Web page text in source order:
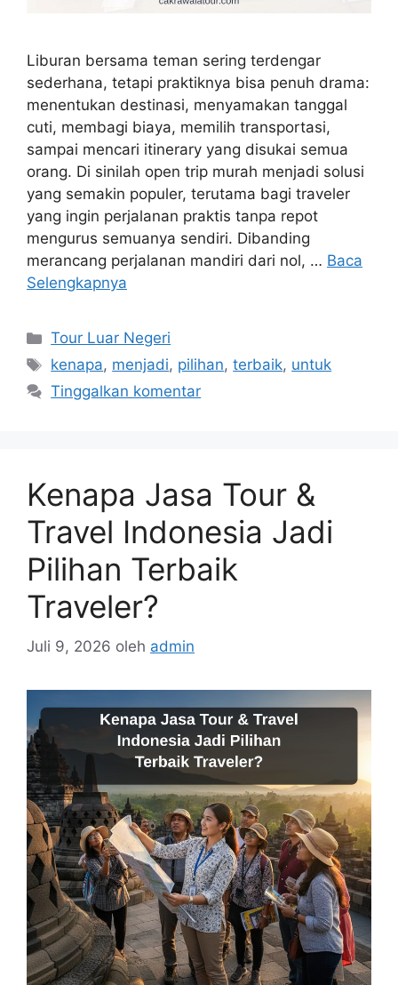
Liburan bersama teman sering terdengar
sederhana, tetapi praktiknya bisa penuh drama:
menentukan destinasi, menyamakan tanggal
cuti, membagi biaya, memilih transportasi,
sampai mencari itinerary yang disukai semua
orang. Di sinilah open trip murah menjadi solusi
yang semakin populer, terutama bagi traveler
yang ingin perjalanan praktis tanpa repot
mengurus semuanya sendiri. Dibanding
merancang perjalanan mandiri dari nol, … Baca
Selengkapnya
Kategori
Tour Luar Negeri
Tag
kenapa, menjadi, pilihan,terbaik, untuk
Tinggalkan komentar
Kenapa Jasa Tour &
Travel Indonesia Jadi
Pilihan Terbaik
Traveler?
Juli 9, 2026 oleh admin